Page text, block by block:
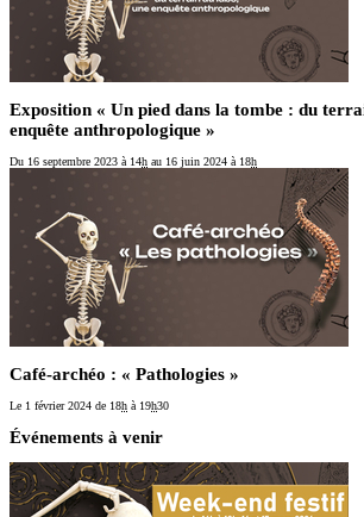
Exposition « Un pied dans la tombe : du
enquête anthropologique »
Du 16 septembre 2023 à 14h au 16 juin 2024 à 18h
Café-archéo : « Pathologies »
Le 1 février 2024 de 18h à 19h30
Événements à venir